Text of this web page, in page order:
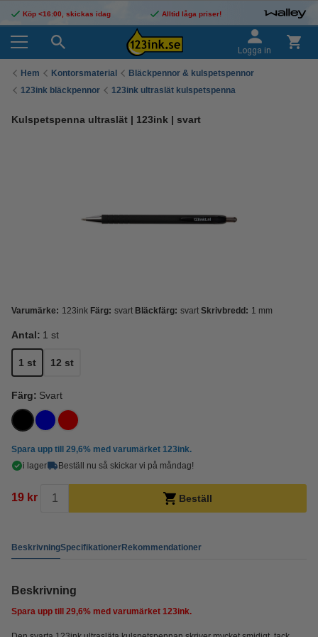
Köp <16:00, skickas idag Alltid låga priser!
Logga in
Hem Kontorsmaterial
Bläckpennor & kulspetspennor
123ink bläckpennor
123ink ultraslät kulspetspenna
Kulspetspenna ultraslät | 123ink | svart
Varumärke: 123ink Färg: svart Bläckfärg: svart Skrivbredd: 1 mm
Antal: 1 st
1 st 12 st
Färg: Svart
Spara upp till 29,6% med varumärket 123ink.
i lager
Beställ nu så skickar vi på måndag!
19 kr Beställ
BeskrivningSpecifikationerRekommendationer
Beskrivning
Spara upp till 29,6% med varumärket 123ink.